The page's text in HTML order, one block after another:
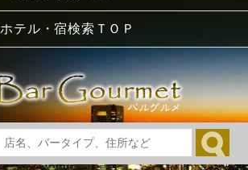
ホテル・宿検索ＴＯＰ